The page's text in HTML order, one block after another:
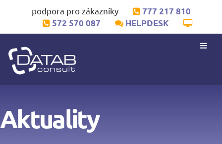
podpora pro zákazníky
777 217 810
572 570 087
HELPDESK
Aktuality